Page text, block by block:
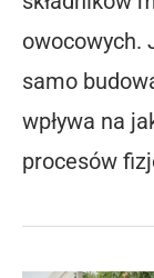
owocowych.
samo
wpływa na
procesów